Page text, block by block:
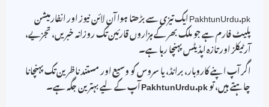
PakhtunUrdu.pk ایک تیزی سے بڑھتا ہوا آن لائن نیوز اور انفارمیشن
پلیٹ فارم ہے جو ملک بھر کے ہزاروں قارئین تک روزانہ خبریں، تجزیے،
آرٹیکلز اور تازہ اپڈیٹس پہنچا رہا ہے۔
اگر آپ اپنے کاروبار، برانڈ، یا سروس کو وسیع اور مستند ناظرین تک پہنچانا
چاہتے ہیں، توPakhtunUrdu.pkآپ کے لیے بہترین جگہ ہے۔